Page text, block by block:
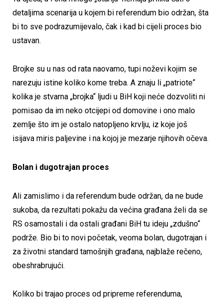
detaljima scenarija u kojem bi referendum bio održan, šta
bi to sve podrazumijevalo, čak i kad bi cijeli proces bio
ustavan.
Brojke su u nas od rata naovamo, tupi noževi kojim se
narezuju istine koliko kome treba. A znaju li „patriote“
kolika je stvarna „brojka“ ljudi u BiH koji neće dozvoliti ni
pomisao da im neko otcijepi od domovine i ono malo
zemlje što im je ostalo natopljeno krvlju, iz koje još
isijava miris paljevine i na kojoj je mezarje njihovih očeva.
Bolan i dugotrajan proces
Ali zamislimo i da referendum bude održan, da ne bude
sukoba, da rezultati pokažu da većina građana želi da se
RS osamostali i da ostali građani BiH tu ideju „zdušno“
podrže. Bio bi to novi početak, veoma bolan, dugotrajan i
za životni standard tamošnjih građana, najblaže rečeno,
obeshrabrujući.
Koliko bi trajao proces od pripreme referenduma,